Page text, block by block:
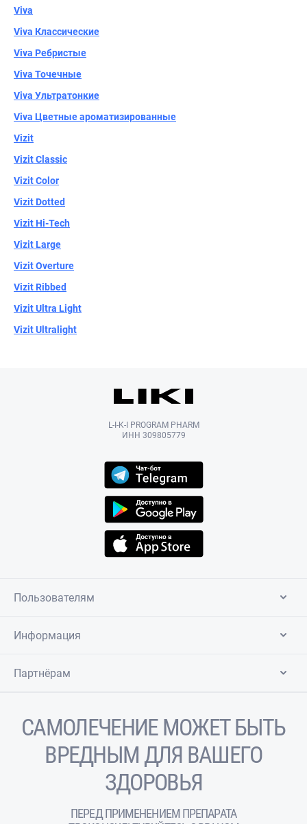
Viva
Viva Классические
Viva Ребристые
Viva Точечные
Viva Ультратонкие
Viva Цветные ароматизированные
Vizit
Vizit Classic
Vizit Color
Vizit Dotted
Vizit Hi-Tech
Vizit Large
Vizit Overture
Vizit Ribbed
Vizit Ultra Light
Vizit Ultralight
L-I-K-I PROGRAM PHARM
ИНН 309805779
Пользователям
Информация
Партнёрам
САМОЛЕЧЕНИЕ МОЖЕТ БЫТЬ
ВРЕДНЫМ ДЛЯ ВАШЕГО
ЗДОРОВЬЯ
ПЕРЕД ПРИМЕНЕНИЕМ ПРЕПАРАТА